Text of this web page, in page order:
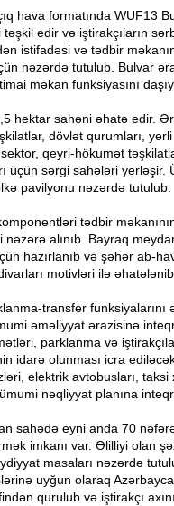
hava formatında WUF13
edir və iştirakçıların
istifadəsi və tədbir
nəzərdə tutulub. Bulvar
məkan funksiyasını
hektar sahəni əhatə edir.
dövlət qurumları,
qeyri-hökumət
üçün sərgi sahələri yerləşir.
pavilyonu nəzərdə tutulub.
tədbir
nəzərə alınıb. Bayraq
hazırlanıb və şəhər ab-
motivləri ilə əhatələnib.
transfer funksiyalarını
əməliyyat ərazisinə
parklanma və
idarə olunması icra
elektrik avtobusları, taksi
nəqliyyat planına
sahədə eyni anda 70
imkanı var. Əlilliyi olan
masaları nəzərdə
uyğun olaraq
qurulub və iştirakçı